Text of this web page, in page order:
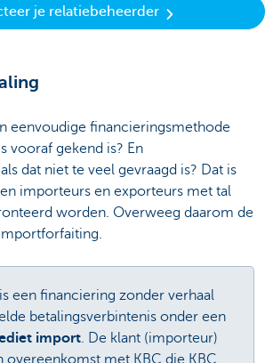
je relatiebeheerder
eenvoudige financieringsmethode
vooraf gekend is? En
dat niet te veel gevraagd is? Dat is
importeurs en exporteurs met tal
worden. Overweeg daarom de
een financiering zonder verhaal
betalingsverbintenis onder een
import. De klant (importeur)
overeenkomst met KBC die KBC